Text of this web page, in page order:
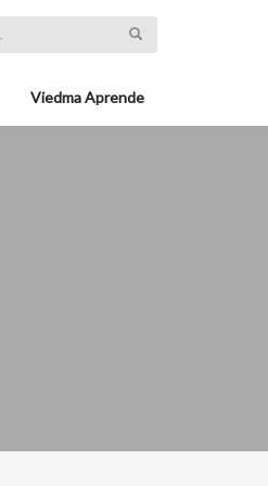
Viedma Aprende